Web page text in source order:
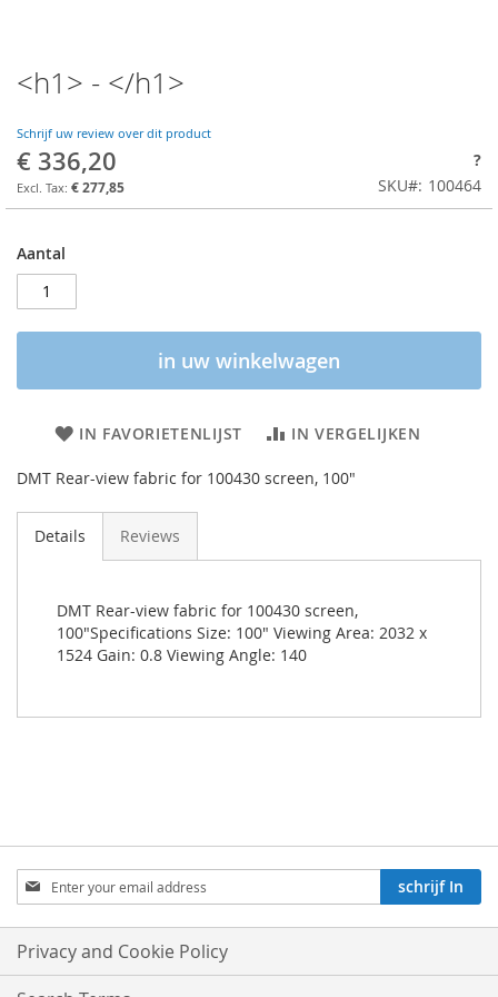
<h1> - </h1>
Schrijf uw review over dit product
€ 336,20
€ 277,85
?
SKU
100464
Aantal
in uw winkelwagen
IN FAVORIETENLIJST IN VERGELIJKEN
DMT Rear-view fabric for 100430 screen, 100"
Details Reviews
DMT Rear-view fabric for 100430 screen,
100"Specifications Size: 100" Viewing Area: 2032 x
1524 Gain: 0.8 Viewing Angle: 140
Aboneren
op
onze
nieuwsbrief:
schrijf In
Privacy and Cookie Policy